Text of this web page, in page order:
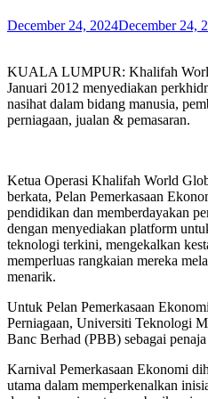
December 24, 2024December 24,
KUALA LUMPUR: Khalifah
Januari 2012 menyediakan
nasihat dalam bidang manusia,
perniagaan, jualan & pemasaran.
Ketua Operasi Khalifah World
berkata, Pelan Pemerkasaan
pendidikan dan memberdayakan
dengan menyediakan platform
teknologi terkini, mengekalkan
memperluas rangkaian mereka
menarik.
Untuk Pelan Pemerkasaan
Perniagaan, Universiti Teknologi
Banc Berhad (PBB) sebagai penaja
Karnival Pemerkasaan Ekonomi
utama dalam memperkenalkan